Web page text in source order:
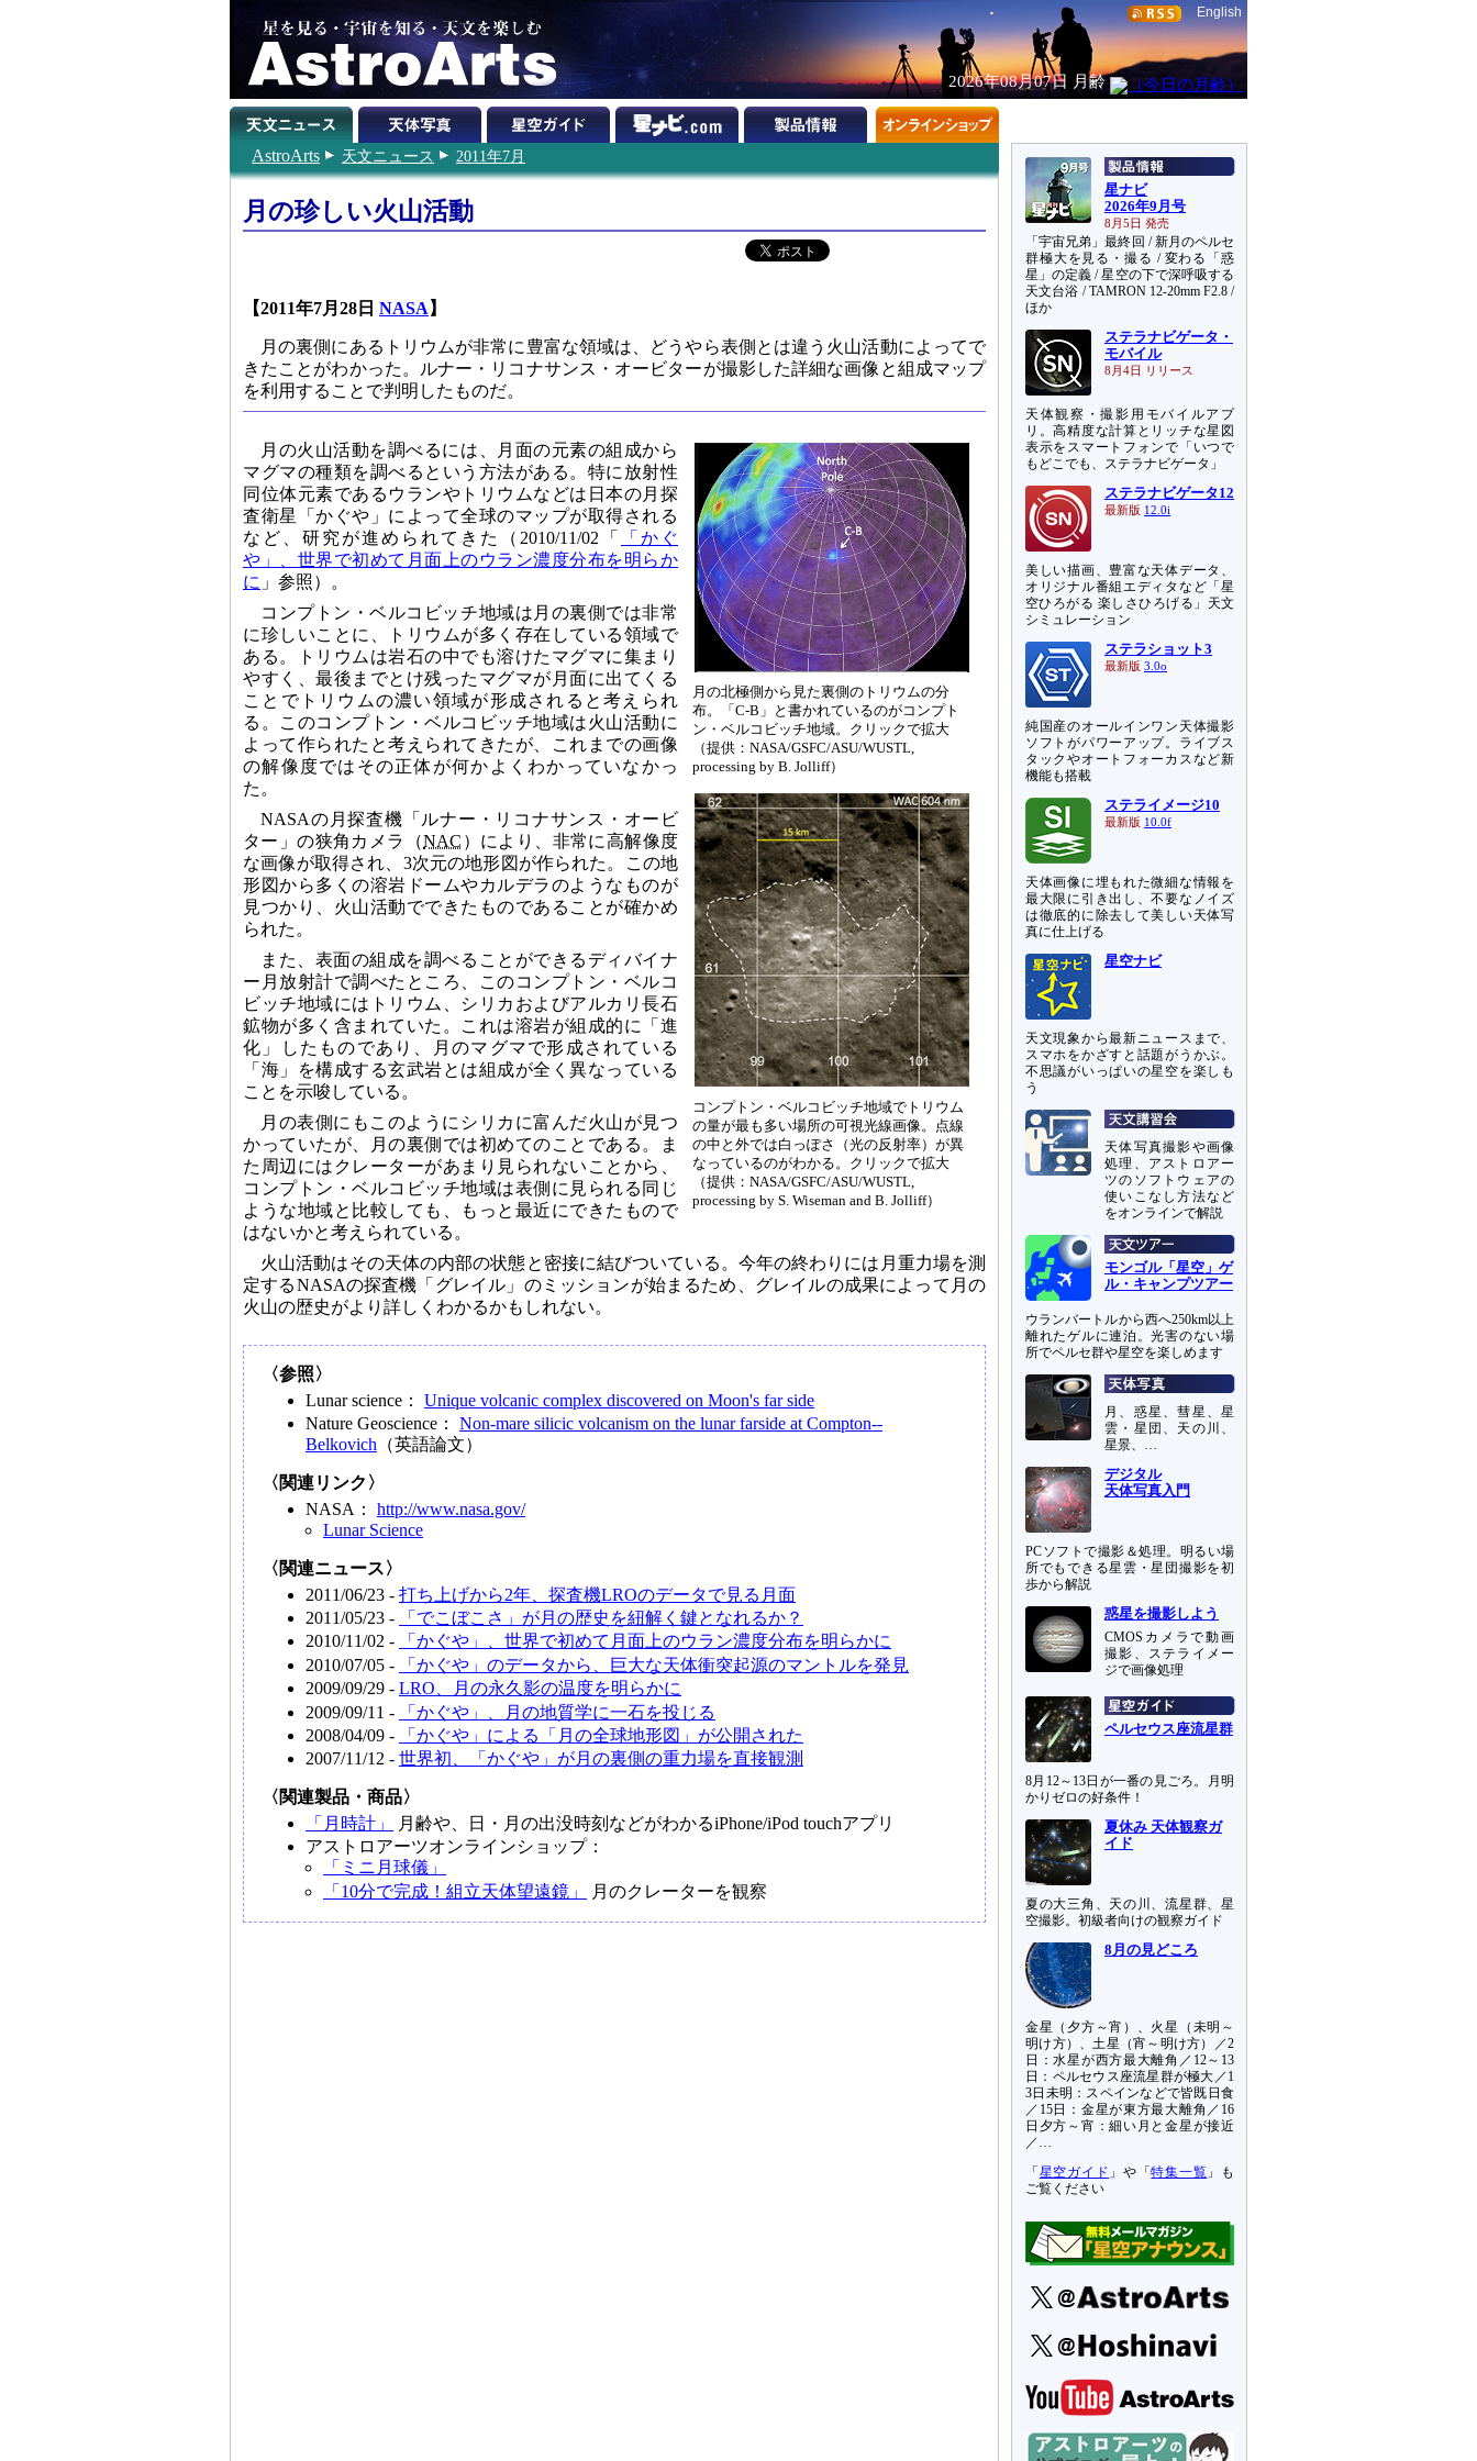
English
2026年08月07日 月齢
AstroArts 天文ニュース 2011年7月
月の珍しい火山活動
【2011年7月28日 NASA 】
月の裏側にあるトリウムが非常に豊富な領域は、どうやら表側とは違う火山活動によってで
きたことがわかった。ルナー・リコナサンス・オービターが撮影した詳細な画像と組成マップ
を利用することで判明したものだ。
月の北極側から見た裏側のトリウムの分
布。「C-B」と書かれているのがコンプト
ン・ベルコビッチ地域。クリックで拡大
（提供：NASA/GSFC/ASU/WUSTL,
processing by B. Jolliff）
コンプトン・ベルコビッチ地域でトリウム
の量が最も多い場所の可視光線画像。点線
の中と外では白っぽさ（光の反射率）が異
なっているのがわかる。クリックで拡大
（提供：NASA/GSFC/ASU/WUSTL,
processing by S. Wiseman and B. Jolliff）
月の火山活動を調べるには、月面の元素の組成から
マグマの種類を調べるという方法がある。特に放射性
同位体元素であるウランやトリウムなどは日本の月探
査衛星「かぐや」によって全球のマップが取得される
など、研究が進められてきた（2010/11/02「
「かぐ
や」、世界で初めて月面上のウラン濃度分布を明らか
に 」参照）。
コンプトン・ベルコビッチ地域は月の裏側では非常
に珍しいことに、トリウムが多く存在している領域で
ある。トリウムは岩石の中でも溶けたマグマに集まり
やすく、最後までとけ残ったマグマが月面に出てくる
ことでトリウムの濃い領域が形成されると考えられ
る。このコンプトン・ベルコビッチ地域は火山活動に
よって作られたと考えられてきたが、これまでの画像
の解像度ではその正体が何かよくわかっていなかっ
た。
NASAの月探査機「ルナー・リコナサンス・オービ
ター」の狭角カメラ（NAC ）により、非常に高解像度
な画像が取得され、3次元の地形図が作られた。この地
形図から多くの溶岩ドームやカルデラのようなものが
見つかり、火山活動でできたものであることが確かめ
られた。
また、表面の組成を調べることができるディバイナ
ー月放射計で調べたところ、このコンプトン・ベルコ
ビッチ地域にはトリウム、シリカおよびアルカリ長石
鉱物が多く含まれていた。これは溶岩が組成的に「進
化」したものであり、月のマグマで形成されている
「海」を構成する玄武岩とは組成が全く異なっている
ことを示唆している。
月の表側にもこのようにシリカに富んだ火山が見つ
かっていたが、月の裏側では初めてのことである。ま
た周辺にはクレーターがあまり見られないことから、
コンプトン・ベルコビッチ地域は表側に見られる同じ
ような地域と比較しても、もっと最近にできたもので
はないかと考えられている。
火山活動はその天体の内部の状態と密接に結びついている。今年の終わりには月重力場を測
定するNASAの探査機「グレイル」のミッションが始まるため、グレイルの成果によって月の
火山の歴史がより詳しくわかるかもしれない。
〈参照〉
Lunar science： Unique volcanic complex discovered on Moon's far side
Nature Geoscience： Non-mare silicic volcanism on the lunar farside at Compton--
Belkovich （英語論文）
〈関連リンク〉
NASA： http://www.nasa.gov/
Lunar Science
〈関連ニュース〉
2011/06/23 - 打ち上げから2年、探査機LROのデータで見る月面
2011/05/23 -
「でこぼこさ」が月の歴史を紐解く鍵となれるか？
2010/11/02 -
「かぐや」、世界で初めて月面上のウラン濃度分布を明らかに
2010/07/05 -
「かぐや」のデータから、巨大な天体衝突起源のマントルを発見
2009/09/29 - LRO、月の永久影の温度を明らかに
2009/09/11 -
「かぐや」、月の地質学に一石を投じる
2008/04/09 -
「かぐや」による「月の全球地形図」が公開された
2007/11/12 - 世界初、「かぐや」が月の裏側の重力場を直接観測
〈関連製品・商品〉
「月時計」
月齢や、日・月の出没時刻などがわかるiPhone/iPod touchアプリ
アストロアーツオンラインショップ：
「ミニ月球儀」
「10分で完成！組立天体望遠鏡」
月のクレーターを観察
星ナビ
2026年9月号
8月5日 発売
「宇宙兄弟」最終回 / 新月のペルセ
群極大を見る・撮る / 変わる「惑
星」の定義 / 星空の下で深呼吸する
天文台浴 / TAMRON 12-20mm F2.8 /
ほか
ステラナビゲータ・
モバイル
8月4日 リリース
天体観察・撮影用モバイルアプ
リ。高精度な計算とリッチな星図
表示をスマートフォンで「いつで
もどこでも、ステラナビゲータ」
ステラナビゲータ12
最新版 12.0i
美しい描画、豊富な天体データ、
オリジナル番組エディタなど「星
空ひろがる 楽しさひろげる」天文
シミュレーション
ステラショット3
最新版 3.0o
純国産のオールインワン天体撮影
ソフトがパワーアップ。ライブス
タックやオートフォーカスなど新
機能も搭載
ステライメージ10
最新版 10.0f
天体画像に埋もれた微細な情報を
最大限に引き出し、不要なノイズ
は徹底的に除去して美しい天体写
真に仕上げる
星空ナビ
天文現象から最新ニュースまで、
スマホをかざすと話題がうかぶ。
不思議がいっぱいの星空を楽しも
う
天体写真撮影や画像
処理、アストロアー
ツのソフトウェアの
使いこなし方法など
をオンラインで解説
モンゴル「星空」ゲ
ル・キャンプツアー
ウランバートルから西へ250km以上
離れたゲルに連泊。光害のない場
所でペルセ群や星空を楽しめます
月、惑星、彗星、星
雲・星団、天の川、
星景、…
デジタル
天体写真入門
PCソフトで撮影＆処理。明るい場
所でもできる星雲・星団撮影を初
歩から解説
惑星を撮影しよう
CMOSカメラで動画
撮影、ステライメー
ジで画像処理
ペルセウス座流星群
8月12～13日が一番の見ごろ。月明
かりゼロの好条件！
夏休み 天体観察ガ
イド
夏の大三角、天の川、流星群、星
空撮影。初級者向けの観察ガイド
8月の見どころ
金星（夕方～宵）、火星（未明～
明け方）、土星（宵～明け方）／2
日：水星が西方最大離角／12～13
日：ペルセウス座流星群が極大／1
3日未明：スペインなどで皆既日食
／15日：金星が東方最大離角／16
日夕方～宵：細い月と金星が接近
／…
「 星空ガイド 」や「特集一覧 」も
ご覧ください